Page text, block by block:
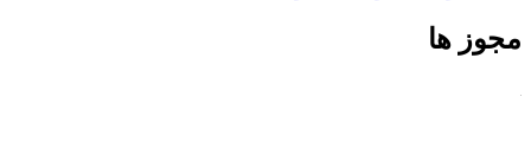
مجوز ها